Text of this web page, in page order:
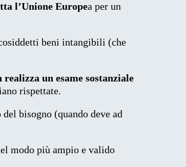
l’Unione Europea per un
beni intangibili (che
realizza un esame sostanziale
rispettate.
bisogno (quando deve ad
modo più ampio e valido